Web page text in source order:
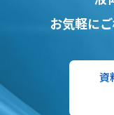
お気軽に
資